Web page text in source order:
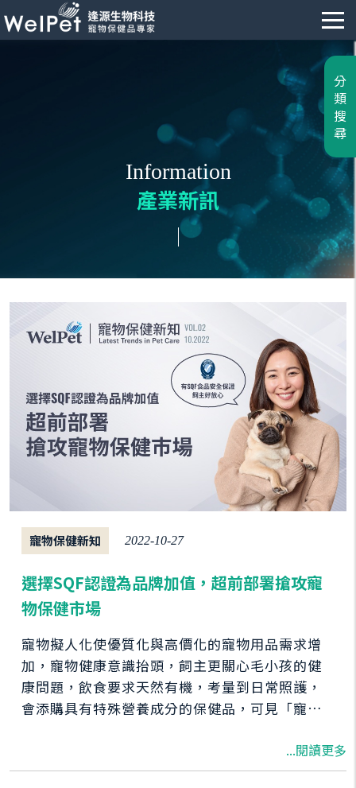
Information
產業新訊
寵物保健新知 2022-10-27
選擇SQF認證為品牌加值，超前部署搶攻寵
物保健市場
寵物擬人化使優質化與高價化的寵物用品需求增
加，寵物健康意識抬頭，飼主更關心毛小孩的健
康問題，飲食要求天然有機，考量到日常照護，
會添購具有特殊營養成分的保健品，可見「寵物
本篇將帶您前進寵物保健的新藍海，以及介紹如
何讓SQF品質盾為您的品牌加值。
...閱讀更多
分
類
搜
尋